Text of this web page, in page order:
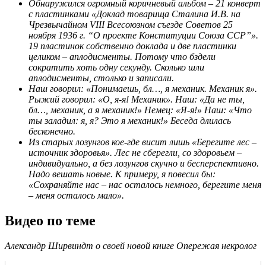
Обнаружился огромный коричневый альбом – 21 конверт
с пластинками «Доклад товарища Сталина И.В. на
Чрезвычайном VIII Всесоюзном съезде Советов 25
ноября 1936 г. “О проекте Конституции Союза ССР”».
19 пластинок собственно доклада и две пластинки
целиком – аплодисменты. Потому что бздели
сократить хоть одну секунду. Сколько шли
аплодисменты, столько и записали.
Наш говорил: «Понимаешь, бл…, я механик. Механик я».
Рыжий говорил: «О, я-я! Механик». Наш: «Да не ты,
бл…, механик, а я механик!» Немец: «Я-я!» Наш: «Что
ты заладил: я, я? Это я механик!» Беседа дли‍лась
бесконечно.
Из старых лозунгов кое-где висит лишь «Берегите лес –
источник здоровья». Лес не сберегли, со здоровьем –
индивидуально, а без лозунгов скучно и бесперспективно.
Надо вешать новые. К примеру, я повесил бы:
«Сохраняйте нас – нас осталось немного, берегите меня
– меня осталось мало».
Видео по теме
Александр Ширвиндт о своей новой книге Опережая некролог